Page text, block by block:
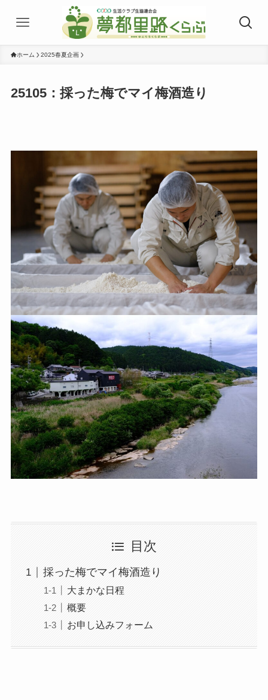
ホーム 2025春夏企画
25105：採った梅でマイ梅酒造り
目次
採った梅でマイ梅酒造り
大まかな日程
概要
お申し込みフォーム